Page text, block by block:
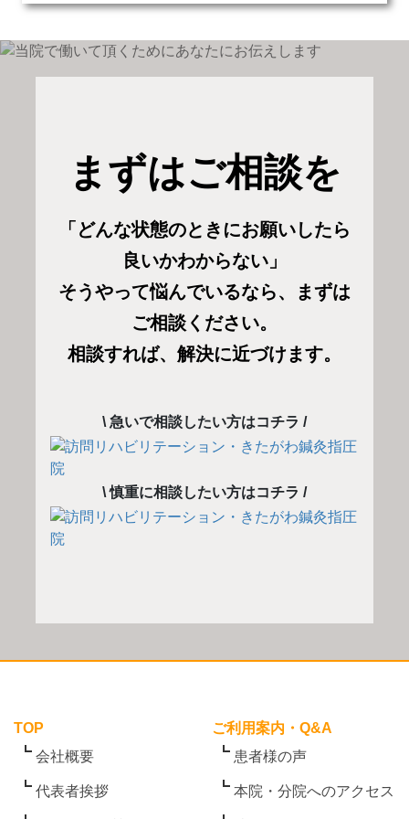
まずはご相談を
「どんな状態のときにお願いしたら
良いかわからない」
そうやって悩んでいるなら、まずは
ご相談ください。
相談すれば、解決に近づけます。
\ 急いで相談したい方はコチラ /
\ 慎重に相談したい方はコチラ /
TOP
会社概要
代表者挨拶
ご利用案内・Q&A
患者様の声
本院・分院へのアクセス